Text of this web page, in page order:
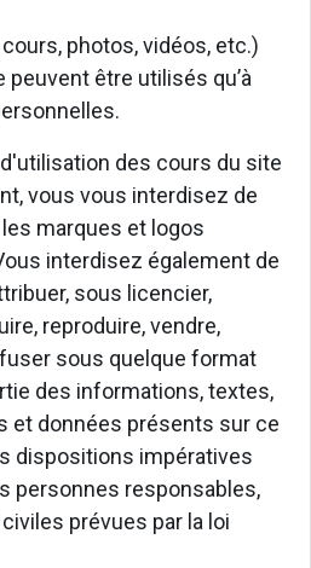
photos, vidéos, etc.)
être utilisés qu’à
des cours du site
vous vous interdisez de
marques et logos
interdisez également de
sous licencier,
reproduire, vendre,
sous quelque format
des informations, textes,
et données présents sur ce
dispositions impératives
personnes responsables,
prévues par la loi